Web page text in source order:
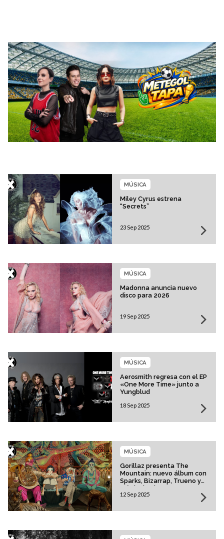
Miley Cyrus estrena
“Secrets”
MÚSICA
23 Sep 2025
Madonna anuncia nuevo
disco para 2026
MÚSICA
19 Sep 2025
Aerosmith regresa con el EP
«One More Time» junto a
Yungblud
MÚSICA
18 Sep 2025
Gorillaz presenta The
Mountain: nuevo álbum con
Sparks, Bizarrap, Trueno y
más invitados
MÚSICA
12 Sep 2025